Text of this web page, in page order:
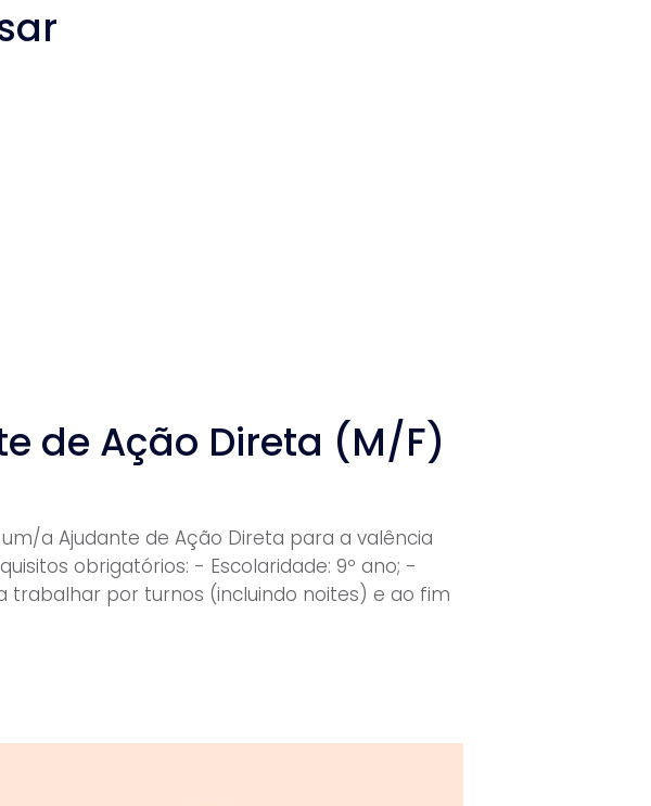
de Ação Direta (M/F)
a Ajudante de Ação Direta para a valência
obrigatórios: - Escolaridade: 9º ano; -
trabalhar por turnos (incluindo noites) e ao fim